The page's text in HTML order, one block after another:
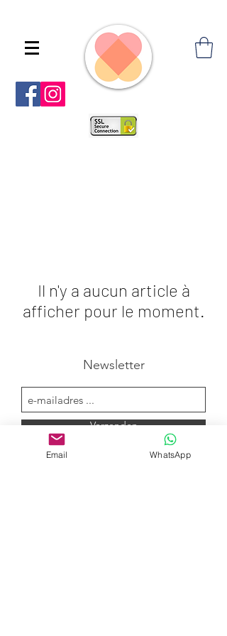
Il n'y a aucun article à
afficher pour le moment.
Newsletter
Verzenden
Email WhatsApp